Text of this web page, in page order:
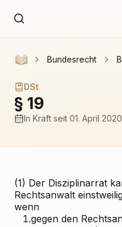
Bundesrecht
DSt
§ 19
In Kraft seit 01. April 2020
(1) Der Disziplinarrat
Rechtsanwalt
wenn
1.gegen den